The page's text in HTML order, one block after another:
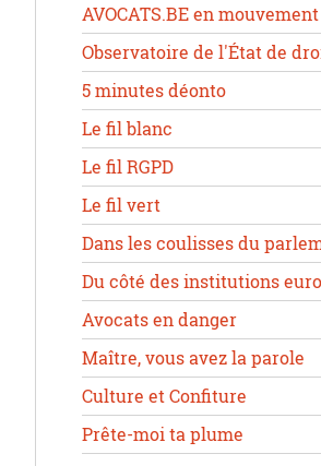
AVOCATS.BE en mouvement
Observatoire de l'État de
5 minutes déonto
Le fil blanc
Le fil RGPD
Le fil vert
Dans les coulisses du
Du côté des institutions
Avocats en danger
Maître, vous avez la parole
Culture et Confiture
Prête-moi ta plume